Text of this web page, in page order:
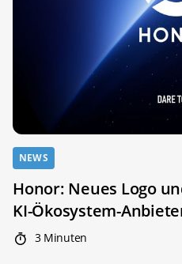
NEWS
Honor: Neues Logo
KI-Ökosystem-
3 Minuten